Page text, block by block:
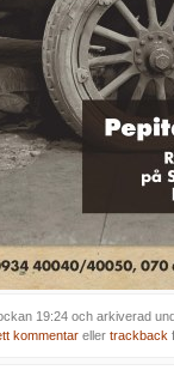
19:24 och arkiverad
kommentar eller trackback